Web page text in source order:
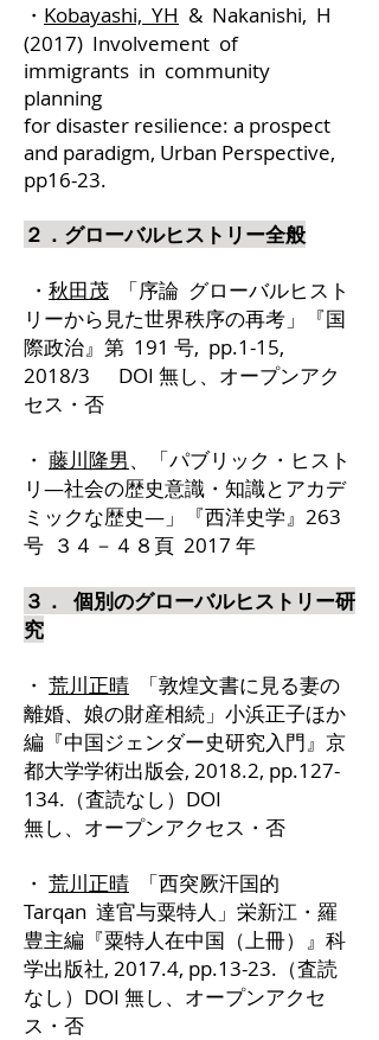
・ Kobayashi, YH & Nakanishi, H
(2017) Involvement of
immigrants in community
planning
for disaster resilience: a prospect
and paradigm, Urban Perspective,
pp16-23.
２．グローバルヒストリー全般
・ 秋田茂 「序論 グローバルヒスト
リーから見た世界秩序の再考」『国
際政治』第 191 号, pp.1-15,
2018/3 DOI 無し、オープンアク
セス・否
・ 藤川隆男、「パブリック・ヒスト
リ―社会の歴史意識・知識とアカデ
ミックな歴史―」『西洋史学』263
号 ３４－４８頁 2017 年
３． 個別のグローバルヒストリー研
究
・ 荒川正晴 「敦煌文書に見る妻の
離婚、娘の財産相続」小浜正子ほか
編『中国ジェンダー史研究入門』京
都大学学術出版会, 2018.2, pp.127-
134.（査読なし）DOI
無し、オープンアクセス・否
・ 荒川正晴 「西突厥汗国的
Tarqan 達官与粟特人」栄新江・羅
豊主編『粟特人在中国（上冊）』科
学出版社, 2017.4, pp.13-23.（査読
なし）DOI 無し、オープンアクセ
ス・否